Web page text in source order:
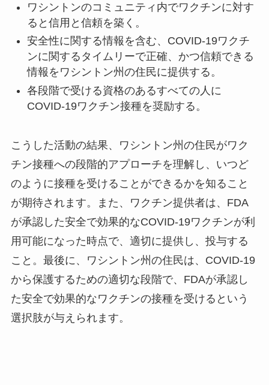
ワシントンのコミュニティ内でワクチンに対す
ると信用と信頼を築く。
安全性に関する情報を含む、COVID-19ワクチ
ンに関するタイムリーで正確、かつ信頼できる
情報をワシントン州の住民に提供する。
各段階で受ける資格のあるすべての人に
COVID-19ワクチン接種を奨励する。
こうした活動の結果、ワシントン州の住民がワク
チン接種への段階的アプローチを理解し、いつど
のように接種を受けることができるかを知ること
が期待されます。また、ワクチン提供者は、FDA
が承認した安全で効果的なCOVID-19ワクチンが利
用可能になった時点で、適切に提供し、投与する
こと。最後に、ワシントン州の住民は、COVID-19
から保護するための適切な段階で、FDAが承認し
た安全で効果的なワクチンの接種を受けるという
選択肢が与えられます。